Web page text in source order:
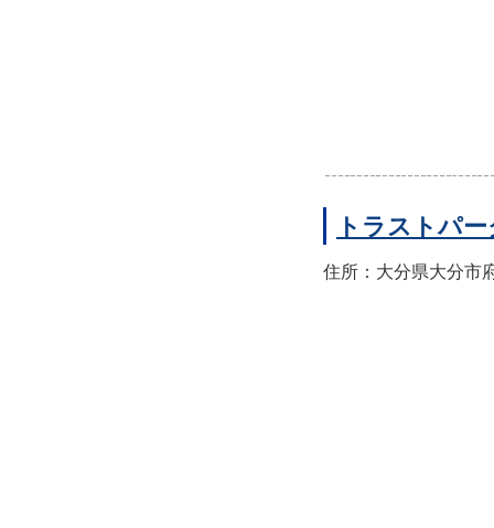
トラストパ
住所：大分県大分市